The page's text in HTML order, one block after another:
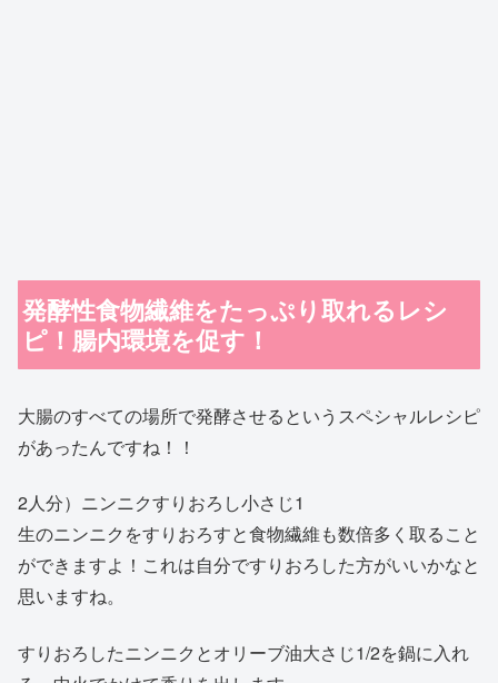
発酵性食物繊維をたっぷり取れるレシ
ピ！腸内環境を促す！
大腸のすべての場所で発酵させるというスペシャルレシピ
があったんですね！！
2人分）ニンニクすりおろし小さじ1
生のニンニクをすりおろすと食物繊維も数倍多く取ること
ができますよ！これは自分ですりおろした方がいいかなと
思いますね。
すりおろしたニンニクとオリーブ油大さじ1/2を鍋に入れ